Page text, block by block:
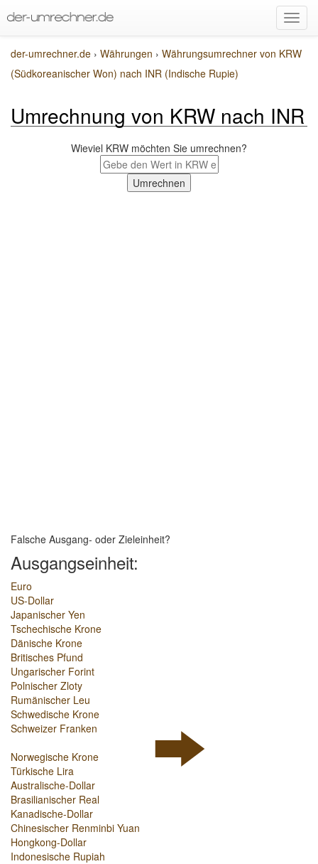
der-umrechner.de › Währungen › Währungsumrechner von KRW
(Südkoreanischer Won) nach INR (Indische Rupie)
Umrechnung von KRW nach INR
Wieviel KRW möchten Sie umrechnen?
Falsche Ausgang- oder Zieleinheit?
Ausgangseinheit:
Euro
US-Dollar
Japanischer Yen
Tschechische Krone
Dänische Krone
Britisches Pfund
Ungarischer Forint
Polnischer Zloty
Rumänischer Leu
Schwedische Krone
Schweizer Franken
Norwegische Krone
Türkische Lira
Australische-Dollar
Brasilianischer Real
Kanadische-Dollar
Chinesischer Renminbi Yuan
Hongkong-Dollar
Indonesische Rupiah